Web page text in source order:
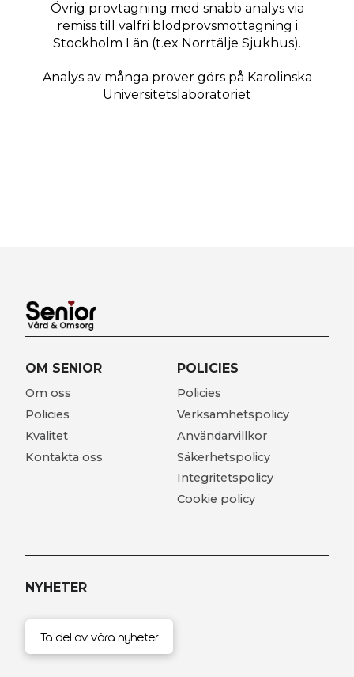
Övrig provtagning med snabb analys via
remiss till valfri blodprovsmottagning i
Stockholm Län (t.ex Norrtälje Sjukhus).
Analys av många prover görs på Karolinska
Universitetslaboratoriet
OM SENIOR
Om oss
Policies
Kvalitet
Kontakta oss
POLICIES
Policies
Verksamhetspolicy
Användarvillkor
Säkerhetspolicy
Integritetspolicy
Cookie policy
NYHETER
Ta del av våra nyheter